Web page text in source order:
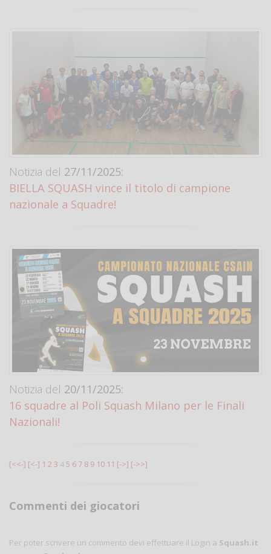
Notizia del 27/11/2025:
BIELLA SQUASH vince il titolo di campione
nazionale a Squadre!
Notizia del 20/11/2025:
16 squadre al Poli Squash Milano per le Finali
Nazionali!
[<<-] [<-] 1 2 3 45 6 7 8 9 10 11 [->] [->>]
Commenti dei giocatori
Per poter scrivere un commento devi effettuare il Login a Squash.it